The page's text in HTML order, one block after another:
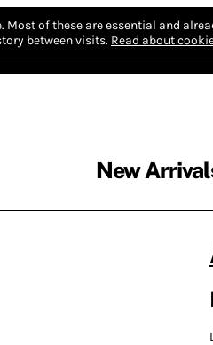
Most of these are essential and
between visits. Read about
New